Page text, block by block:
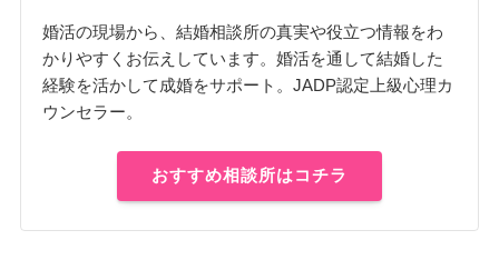
婚活の現場から、結婚相談所の真実や役立つ情報をわ
かりやすくお伝えしています。婚活を通して結婚した
経験を活かして成婚をサポート。JADP認定上級心理カ
ウンセラー。
おすすめ相談所はコチラ